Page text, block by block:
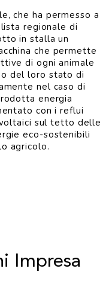
che ha permesso a
regionale di
in stalla un
che permette
di ogni animale
del loro stato di
nel caso di
energia
con i reflui
sul tetto delle
eco-sostenibili
agricolo.
Impresa